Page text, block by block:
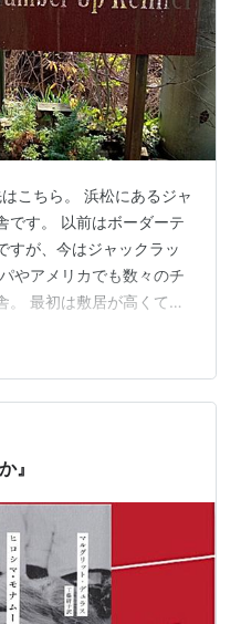
こちら。 浜松にあるジャ
です。 以前はボーダーテ
すが、今はジャックラッ
やアメリカでも数々のチ
。 最初は敷居が高くて、
。 楽しい時間を沢山経
まりにも充実し、楽し
した。 あと5歳私が若か
っと早くに家族にして
きました。 自分の年齢
』